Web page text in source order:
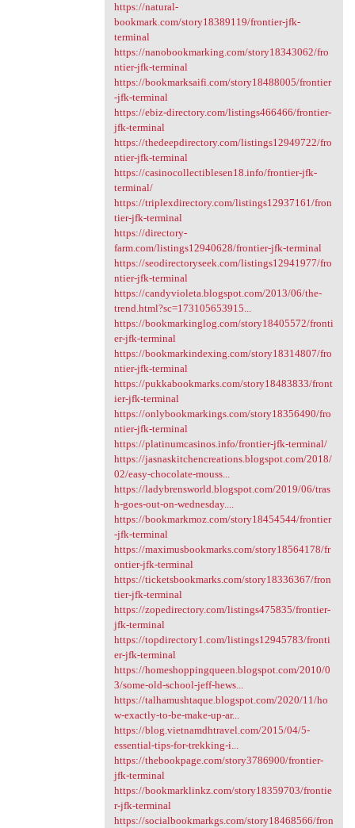
https://natural-
bookmark.com/story18389119/frontier-jfk-
terminal
https://nanobookmarking.com/story18343062/fro
ntier-jfk-terminal
https://bookmarksaifi.com/story18488005/frontier
-jfk-terminal
https://ebiz-directory.com/listings466466/frontier-
jfk-terminal
https://thedeepdirectory.com/listings12949722/fro
ntier-jfk-terminal
https://casinocollectiblesen18.info/frontier-jfk-
terminal/
https://triplexdirectory.com/listings12937161/fron
tier-jfk-terminal
https://directory-
farm.com/listings12940628/frontier-jfk-terminal
https://seodirectoryseek.com/listings12941977/fro
ntier-jfk-terminal
https://candyvioleta.blogspot.com/2013/06/the-
trend.html?sc=173105653915...
https://bookmarkinglog.com/story18405572/fronti
er-jfk-terminal
https://bookmarkindexing.com/story18314807/fro
ntier-jfk-terminal
https://pukkabookmarks.com/story18483833/front
ier-jfk-terminal
https://onlybookmarkings.com/story18356490/fro
ntier-jfk-terminal
https://platinumcasinos.info/frontier-jfk-terminal/
https://jasnaskitchencreations.blogspot.com/2018/
02/easy-chocolate-mouss...
https://ladybrensworld.blogspot.com/2019/06/tras
h-goes-out-on-wednesday....
https://bookmarkmoz.com/story18454544/frontier
-jfk-terminal
https://maximusbookmarks.com/story18564178/fr
ontier-jfk-terminal
https://ticketsbookmarks.com/story18336367/fron
tier-jfk-terminal
https://zopedirectory.com/listings475835/frontier-
jfk-terminal
https://topdirectory1.com/listings12945783/fronti
er-jfk-terminal
https://homeshoppingqueen.blogspot.com/2010/0
3/some-old-school-jeff-hews...
https://talhamushtaque.blogspot.com/2020/11/ho
w-exactly-to-be-make-up-ar...
https://blog.vietnamdhtravel.com/2015/04/5-
essential-tips-for-trekking-i...
https://thebookpage.com/story3786900/frontier-
jfk-terminal
https://bookmarklinkz.com/story18359703/frontie
r-jfk-terminal
https://socialbookmarkgs.com/story18468566/fron